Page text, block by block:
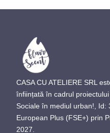
CASA CU ATELIERE SRL
înființată în cadrul
Sociale în mediul urban!, Id:
European Plus (FSE+) prin
2027.